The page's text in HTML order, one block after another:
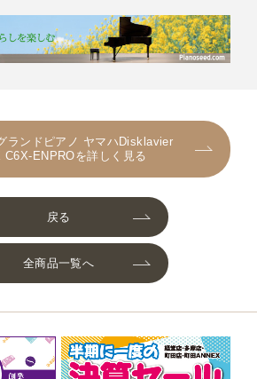
ランドピアノ ヤマハDisklavier
C6X-ENPROを詳しく見る
戻る
全商品一覧へ